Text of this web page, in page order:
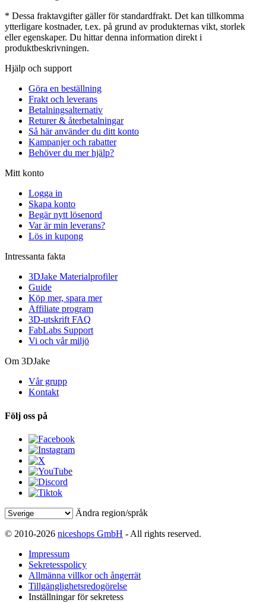
* Dessa fraktavgifter gäller för standardfrakt. Det kan tillkomma
ytterligare kostnader, t.ex. på grund av produkternas vikt, storlek
eller egenskaper. Du hittar denna information direkt i
produktbeskrivningen.
Hjälp och support
Göra en beställning
Frakt och leverans
Betalningsalternativ
Returer & återbetalningar
Så här använder du ditt konto
Kampanjer och rabatter
Behöver du mer hjälp?
Mitt konto
Logga in
Skapa konto
Begär nytt lösenord
Var är min leverans?
Lös in kupong
Intressanta fakta
3DJake Materialprofiler
Guide
Köp mer, spara mer
Affiliate program
3D-utskrift FAQ
FabLabs Support
Vi och vår miljö
Om 3DJake
Vår grupp
Kontakt
Följ oss på
Ändra region/språk
© 2010-2026 niceshops GmbH - All rights reserved.
Impressum
Sekretesspolicy
Allmänna villkor och ångerrät
Tillgänglighetsredogörelse
Inställningar för sekretess